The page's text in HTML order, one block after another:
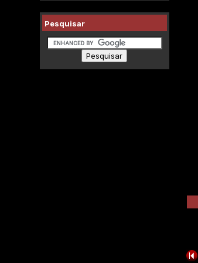
Pesquisar